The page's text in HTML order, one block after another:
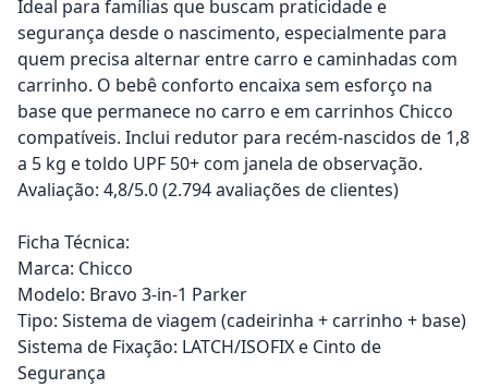
Ideal para famílias que buscam praticidade e
segurança desde o nascimento, especialmente para
quem precisa alternar entre carro e caminhadas com
carrinho. O bebê conforto encaixa sem esforço na
base que permanece no carro e em carrinhos Chicco
compatíveis. Inclui redutor para recém-nascidos de 1,8
a 5 kg e toldo UPF 50+ com janela de observação.
Avaliação: 4,8/5.0 (2.794 avaliações de clientes)
Ficha Técnica:
Marca: Chicco
Modelo: Bravo 3-in-1 Parker
Tipo: Sistema de viagem (cadeirinha + carrinho + base)
Sistema de Fixação: LATCH/ISOFIX e Cinto de
Segurança